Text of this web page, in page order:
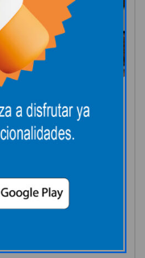
y te